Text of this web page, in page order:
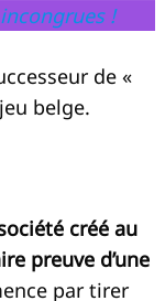
!
de «
belge.
créé au
preuve d’une
par tirer